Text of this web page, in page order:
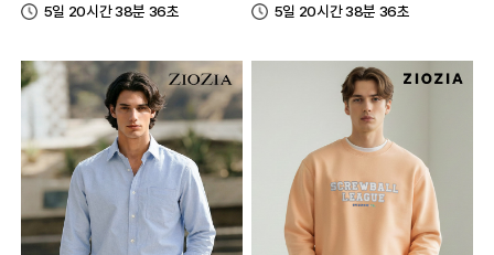
5일 20시간 38분 36초 5일 20시간 38분 36초